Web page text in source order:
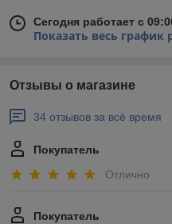
Сегодня работает с
Показать весь график
Отзывы о магазине
34 отзывов за всё время
Покупатель
Отлично
Покупатель